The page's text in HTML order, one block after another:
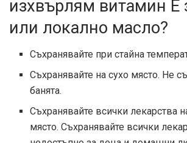
изхвърлям витамин Е
или локално масло?
Съхранявайте при стайна
Съхранявайте на сухо място. Не
банята.
Съхранявайте всички лекарства
място. Съхранявайте всички